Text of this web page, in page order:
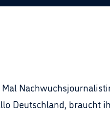
Deutschland, braucht